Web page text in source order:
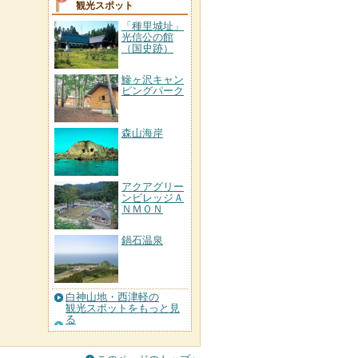
観光スポット
「種里城址」
光信公の館
（国史跡）
鰺ヶ沢キャン
ピングパーク
森山海岸
アクアグリー
ンビレッジＡ
ＮＭＯＮ
鍋石温泉
白神山地・西津軽の
観光スポットをもっと見
る